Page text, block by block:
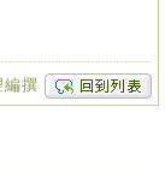
編撰